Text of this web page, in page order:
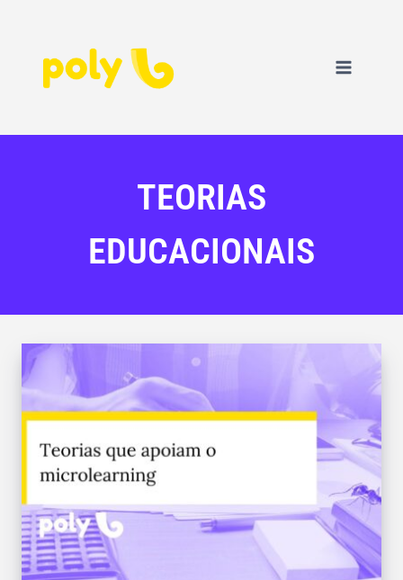
TEORIAS
EDUCACIONAIS